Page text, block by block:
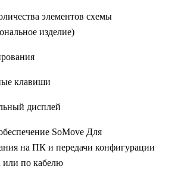
элементов схемы
изделие)
клавиши
дисплей
SoMove Для
на ПК и передачи конфигурации
или по кабелю